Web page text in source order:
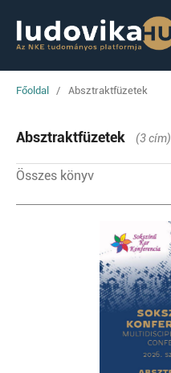
Főoldal / Absztraktfüzetek
Absztraktfüzetek (3 cím)
Összes könyv